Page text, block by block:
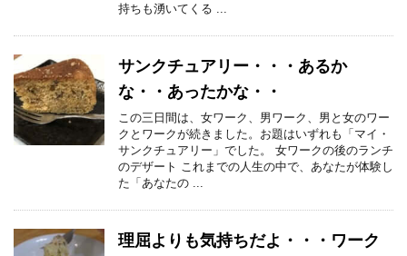
持ちも湧いてくる ...
サンクチュアリー・・・あるか
な・・あったかな・・
この三日間は、女ワーク、男ワーク、男と女のワー
クとワークが続きました。お題はいずれも「マイ・
サンクチュアリー」でした。 女ワークの後のランチ
のデザート これまでの人生の中で、あなたが体験し
た「あなたの ...
理屈よりも気持ちだよ・・・ワーク